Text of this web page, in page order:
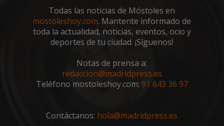
Todas las noticias de Móstoles en
mostoleshoy.com. Mantente informado de
toda la actualidad, noticias, eventos, ocio y
deportes de tu ciudad. ¡Síguenos!
Notas de prensa a:
redaccion@madridpress.es
Teléfono mostoleshoy.com: 91 643 36 97
Contáctanos: hola@madridpress.es